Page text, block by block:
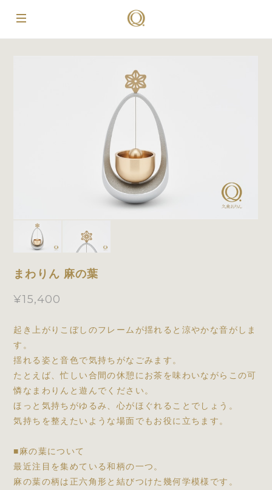
まわりん 麻の葉
¥15,400
起き上がりこぼしのフレームが揺れると涼やかな音がしま
す。
揺れる姿と音色で気持ちがなごみます。
たとえば、忙しい合間の休憩にお茶を味わいながらこの可
憐なまわりんと遊んでください。
ほっと気持ちがゆるみ、心がほぐれることでしょう。
気持ちを整えたいような場面でもお役に立ちます。
■麻の葉について
最近注目を集めている和柄の一つ。
麻の葉の柄は正六角形と結びつけた幾何学模様です。